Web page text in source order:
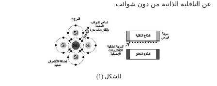
عن الناقلية الذاتية من دون شوائب.
الشكل (1)